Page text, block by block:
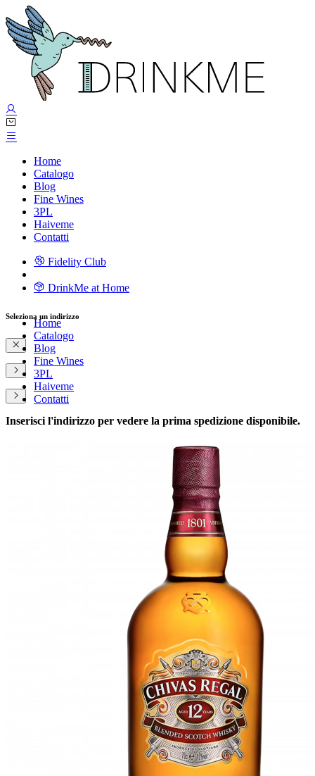
Home
Catalogo
Blog
Fine Wines
3PL
Haiveme
Contatti
Fidelity Club
DrinkMe at Home
Home
Catalogo
Blog
Fine Wines
3PL
Haiveme
Contatti
Seleziona un indirizzo
Inserisci l'indirizzo per vedere la prima spedizione disponibile.